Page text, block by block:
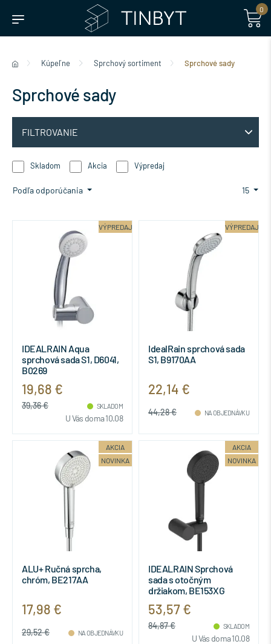
0
Kúpeľne Sprchový sortiment Sprchové sady
Sprchové sady
FILTROVANIE
Skladom Akcia Výpredaj
Podľa odporúčania 15
VÝPREDAJ
IDEALRAIN Aqua
sprchová sada S1, D6041,
B0269
19,68 €
39,36 € SKLADOM
U Vás doma 10.08
VÝPREDAJ
IdealRain sprchová sada
S1, B9170AA
22,14 €
44,28 € NA OBJEDNÁVKU
AKCIA
NOVINKA
ALU+ Ručná sprcha,
chróm, BE217AA
17,98 €
29,52 € NA OBJEDNÁVKU
AKCIA
NOVINKA
IDEALRAIN Sprchová
sada s otočným
držiakom, BE153XG
53,57 €
84,87 € SKLADOM
U Vás doma 10.08